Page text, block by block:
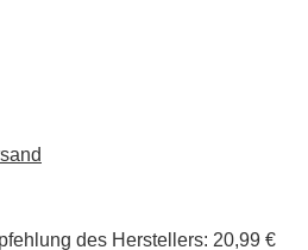
des Herstellers: 20,99 €